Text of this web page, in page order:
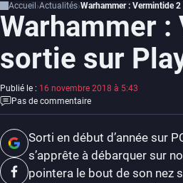
Accueil Actualités Warhammer : Vermintide
Warhammer
sortie sur
Publié le : 16 novembre 2018 à 5:43
Pas de commentaire
Sorti en début d’année sur
s’apprête à débarquer sur
pointera le bout de son nez